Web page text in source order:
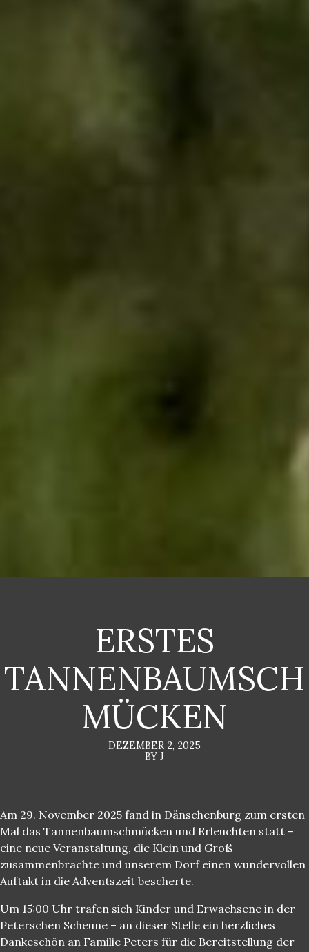
ERSTES
TANNENBAUMSCH
MÜCKEN
DEZEMBER 2, 2025
BY J
Am 29. November 2025 fand in Dänschenburg zum ersten
Mal das Tannenbaumschmücken und Erleuchten statt –
eine neue Veranstaltung, die Klein und Groß
zusammenbrachte und unserem Dorf einen wundervollen
Auftakt in die Adventszeit bescherte.
Um 15:00 Uhr trafen sich Kinder und Erwachsene in der
Peterschen Scheune – an dieser Stelle ein herzliches
Dankeschön an Familie Peters für die Bereitstellung der